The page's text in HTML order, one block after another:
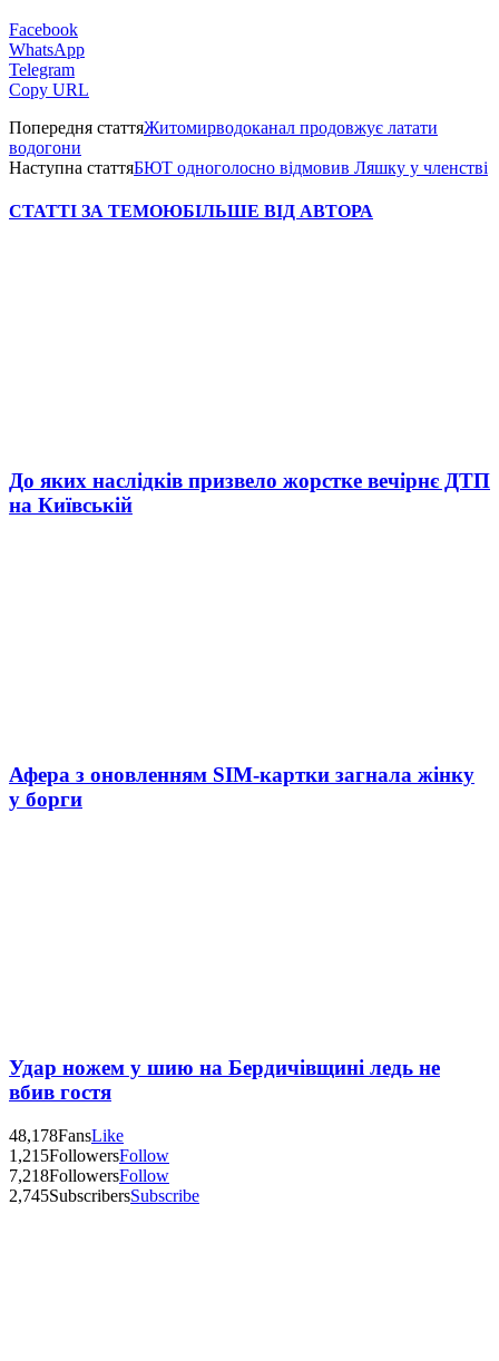
Facebook
WhatsApp
Telegram
Copy URL
Попередня статтяЖитомирводоканал продовжує латати
водогони
Наступна статтяБЮТ одноголосно відмовив Ляшку у членстві
СТАТТІ ЗА ТЕМОЮБІЛЬШЕ ВІД АВТОРА
До яких наслідків призвело жорстке вечірнє ДТП
на Київській
Афера з оновленням SIM-картки загнала жінку
у борги
Удар ножем у шию на Бердичівщині ледь не
вбив гостя
48,178FansLike
1,215FollowersFollow
7,218FollowersFollow
2,745SubscribersSubscribe